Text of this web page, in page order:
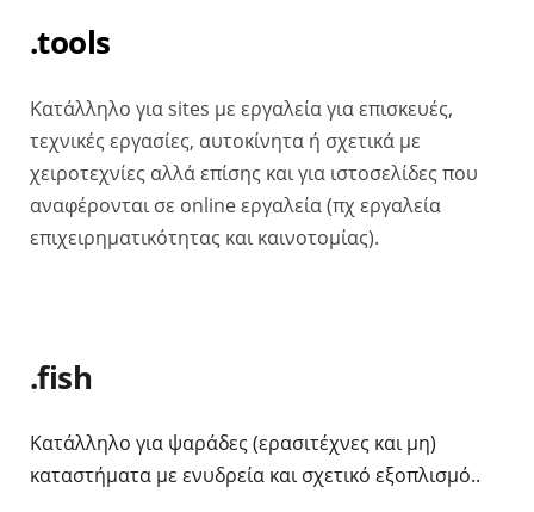
.tools
Κατάλληλο για sites με εργαλεία για επισκευές,
τεχνικές εργασίες, αυτοκίνητα ή σχετικά με
χειροτεχνίες αλλά επίσης και για ιστοσελίδες που
αναφέρονται σε online εργαλεία (πχ εργαλεία
επιχειρηματικότητας και καινοτομίας).
.fish
Κατάλληλο για ψαράδες (ερασιτέχνες και μη)
καταστήματα με ενυδρεία και σχετικό εξοπλισμό..